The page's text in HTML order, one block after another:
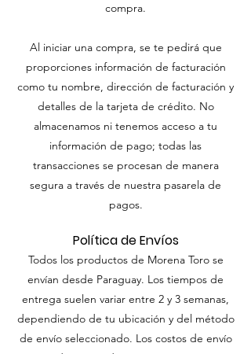
compra.
Al iniciar una compra, se te pedirá que
proporciones información de facturación
como tu nombre, dirección de facturación y
detalles de la tarjeta de crédito. No
almacenamos ni tenemos acceso a tu
información de pago; todas las
transacciones se procesan de manera
segura a través de nuestra pasarela de
pagos.
Política de Envíos
Todos los productos de Morena Toro se
envían desde Paraguay. Los tiempos de
entrega suelen variar entre 2 y 3 semanas,
dependiendo de tu ubicación y del método
de envío seleccionado. Los costos de envío